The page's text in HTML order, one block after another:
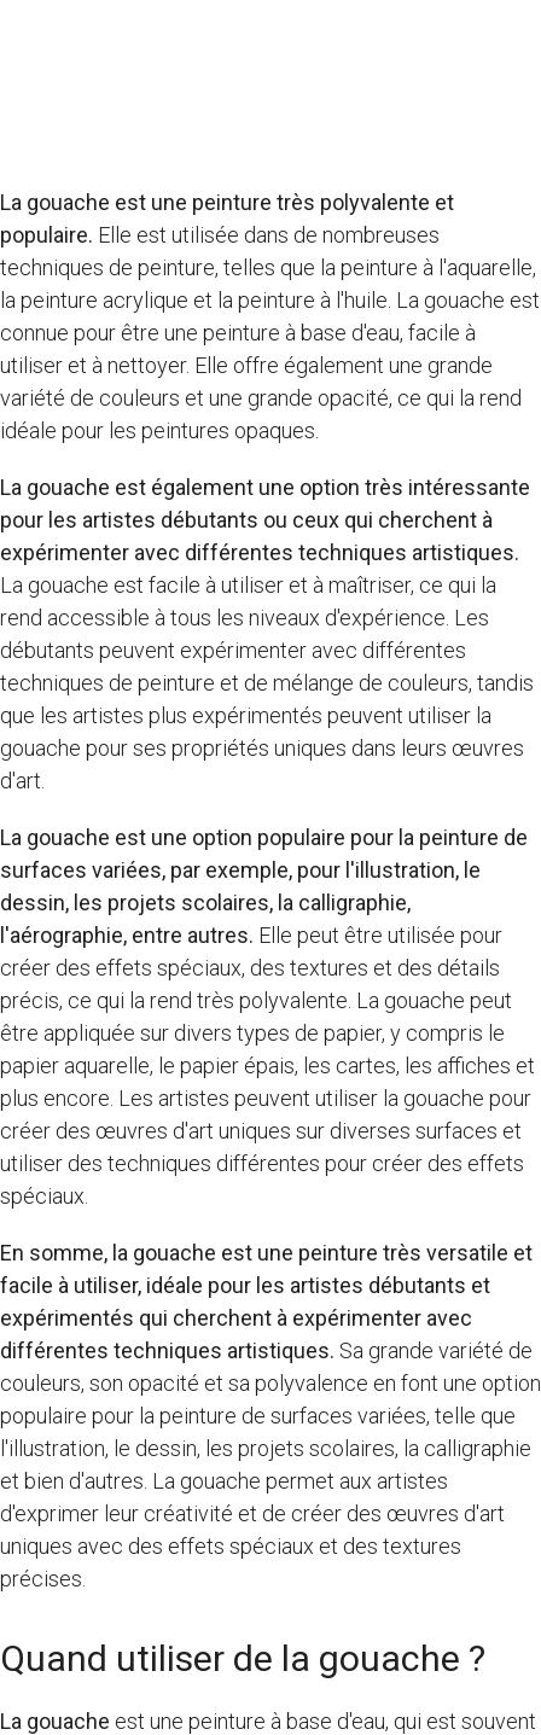
La gouache est une peinture très polyvalente et
populaire. Elle est utilisée dans de nombreuses
techniques de peinture, telles que la peinture à l'aquarelle,
la peinture acrylique et la peinture à l'huile. La gouache est
connue pour être une peinture à base d'eau, facile à
utiliser et à nettoyer. Elle offre également une grande
variété de couleurs et une grande opacité, ce qui la rend
idéale pour les peintures opaques.
La gouache est également une option très intéressante
pour les artistes débutants ou ceux qui cherchent à
expérimenter avec différentes techniques artistiques.
La gouache est facile à utiliser et à maîtriser, ce qui la
rend accessible à tous les niveaux d'expérience. Les
débutants peuvent expérimenter avec différentes
techniques de peinture et de mélange de couleurs, tandis
que les artistes plus expérimentés peuvent utiliser la
gouache pour ses propriétés uniques dans leurs œuvres
d'art.
La gouache est une option populaire pour la peinture de
surfaces variées, par exemple, pour l'illustration, le
dessin, les projets scolaires, la calligraphie,
l'aérographie, entre autres. Elle peut être utilisée pour
créer des effets spéciaux, des textures et des détails
précis, ce qui la rend très polyvalente. La gouache peut
être appliquée sur divers types de papier, y compris le
papier aquarelle, le papier épais, les cartes, les affiches et
plus encore. Les artistes peuvent utiliser la gouache pour
créer des œuvres d'art uniques sur diverses surfaces et
utiliser des techniques différentes pour créer des effets
spéciaux.
En somme, la gouache est une peinture très versatile et
facile à utiliser, idéale pour les artistes débutants et
expérimentés qui cherchent à expérimenter avec
différentes techniques artistiques. Sa grande variété de
couleurs, son opacité et sa polyvalence en font une option
populaire pour la peinture de surfaces variées, telle que
l'illustration, le dessin, les projets scolaires, la calligraphie
et bien d'autres. La gouache permet aux artistes
d'exprimer leur créativité et de créer des œuvres d'art
uniques avec des effets spéciaux et des textures
précises.
Quand utiliser de la gouache ?
La gouache est une peinture à base d'eau, qui est souvent